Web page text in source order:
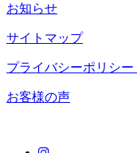
お知らせ
サイトマップ
プライバシーポリシー
お客様の声